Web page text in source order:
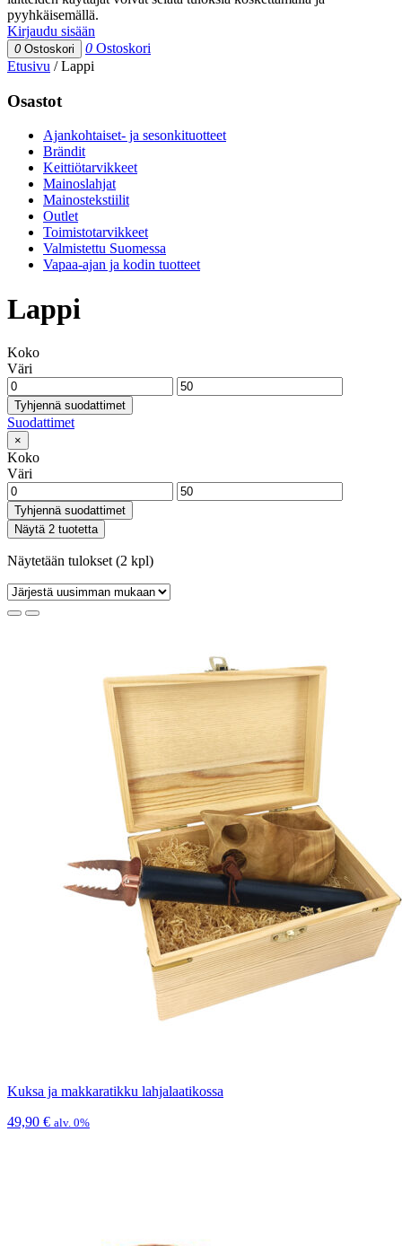
pyyhkäisemällä.
Kirjaudu sisään
0 Ostoskori 0 Ostoskori
Etusivu /Lappi
Osastot
Ajankohtaiset- ja sesonkituotteet
Brändit
Keittiötarvikkeet
Mainoslahjat
Mainostekstiilit
Outlet
Toimistotarvikkeet
Valmistettu Suomessa
Vapaa-ajan ja kodin tuotteet
Lappi
Koko
Väri
Tyhjennä suodattimet
Suodattimet
×
Koko
Väri
Tyhjennä suodattimet
Näytä 2 tuotetta
Näytetään tulokset (2 kpl)
Kuksa ja makkaratikku lahjalaatikossa
49,90 € alv. 0%